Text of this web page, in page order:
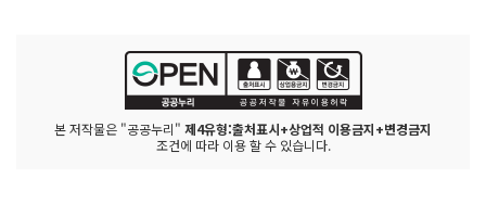
본 저작물은 "공공누리" 제4유형:출처표시+상업적 이용금지+변경금지
조건에 따라 이용 할 수 있습니다.